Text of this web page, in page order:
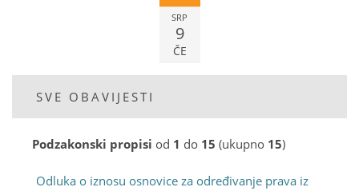
SRP
9
ČE
SVE OBAVIJESTI
Podzakonski propisi od 1 do 15 (ukupno 15)
Odluka o iznosu osnovice za određivanje prava iz